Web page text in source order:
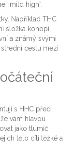
„mild high“.
Například THC
složka konopí,
a známý svými
cestu mezi
s HHC před
vám hlavou
jako tlumič
tělo cítí těžké a